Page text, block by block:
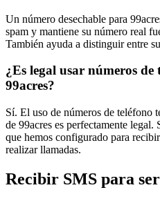
Un número desechable para
spam y mantiene su número real
También ayuda a distinguir entre
¿Es legal usar números de
99acres?
Sí. El uso de números de teléfono
de 99acres es perfectamente legal.
que hemos configurado para
realizar llamadas.
Recibir SMS para